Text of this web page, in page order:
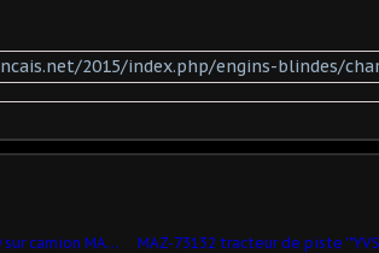
Missile balistique russe R-29 sur camion MAZ-573 (1/43 - par Kamal)